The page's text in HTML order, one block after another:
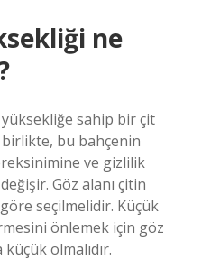
ne
sahip bir çit
bu bahçenin
ve gizlilik
Göz alanı çitin
seçilmelidir. Küçük
önlemek için göz
olmalıdır.